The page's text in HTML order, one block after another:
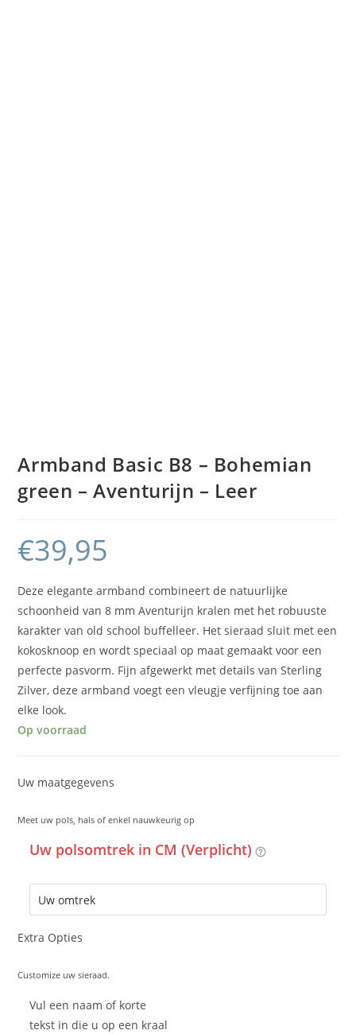
Armband Basic B8 – Bohemian
green – Aventurijn – Leer
€39,95
Deze elegante armband combineert de natuurlijke
schoonheid van 8 mm Aventurijn kralen met het robuuste
karakter van old school buffelleer. Het sieraad sluit met een
kokosknoop en wordt speciaal op maat gemaakt voor een
perfecte pasvorm. Fijn afgewerkt met details van Sterling
Zilver, deze armband voegt een vleugje verfijning toe aan
elke look.
Op voorraad
Uw maatgegevens
Meet uw pols, hals of enkel nauwkeurig op
Uw polsomtrek in CM (Verplicht)
Extra Opties
Customize uw sieraad.
Vul een naam of korte
tekst in die u op een kraal